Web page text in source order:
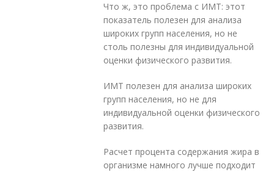
Что ж, это проблема с ИМТ: этот
показатель полезен для анализа
широких групп населения, но не
столь полезны для индивидуальной
оценки физического развития.
ИМТ полезен для анализа широких
групп населения, но не для
индивидуальной оценки физического
развития.
Расчет процента содержания жира в
организме намного лучше подходит